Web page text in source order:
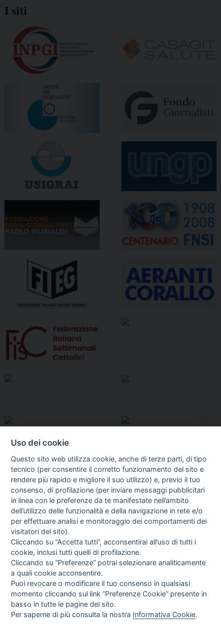
I siti
I libri Vedi tutti
Direttrice Responsabile: Alessandra Costante | Registrazione al Tribunale Civile
Uso dei cookie
Questo sito web utilizza cookie, anche di terze parti, di tipo
tecnico (per consentire il corretto funzionamento del sito e
rendere più rapido e migliore il suo utilizzo) e, previo il tuo
consenso, di profilazione (per inviare messaggi pubblicitari
in linea con le preferenze da te manifestate nell’ambito
dell’utilizzo delle funzionalità e della navigazione in rete e/o
per effettuare analisi e monitoraggio dei comportamenti dei
visitatori del sito).
Cliccando su “Accetta tutti”, acconsentirai all’uso di tutti i
cookie, inclusi tutti quelli di profilazione.
Cliccando su “Preferenze” potrai selezionare analiticamente
a quali cookie acconsentire.
Puoi revocare o modificare il tuo consenso in qualsiasi
momento cliccando sul link “Preferenze Cookie” presente in
basso in tutte le pagine del sito.
Per saperne di più consulta la nostra Informativa Cookie.